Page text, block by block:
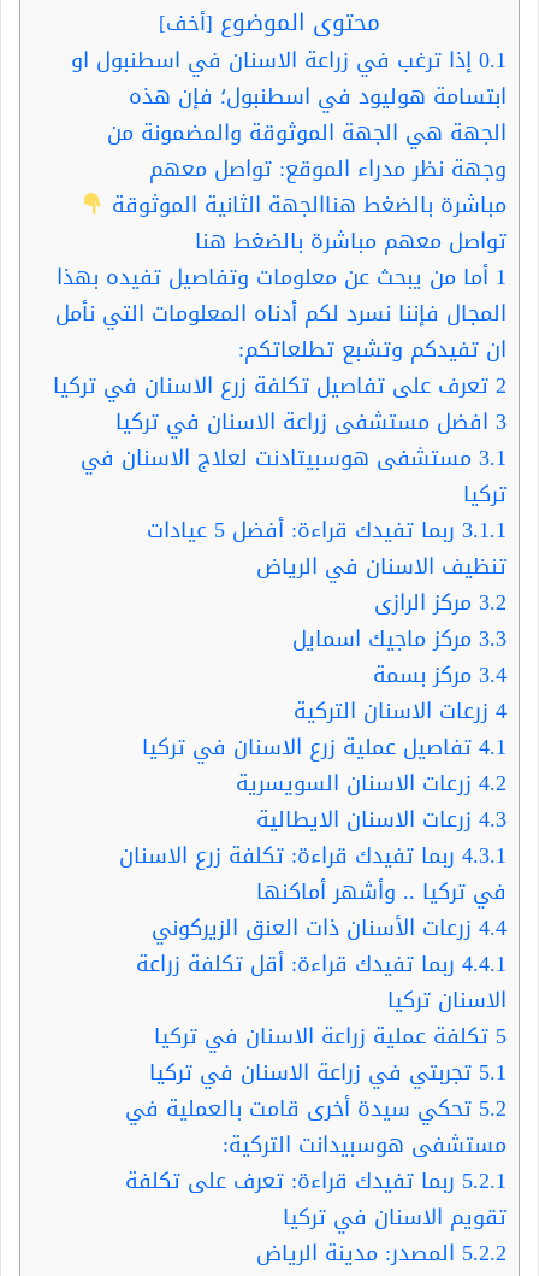
محتوى الموضوع [أخف]
0.1إذا ترغب في زراعة الاسنان في اسطنبول او
ابتسامة هوليود في اسطنبول؛ فإن هذه
الجهة هي الجهة الموثوقة والمضمونة من
وجهة نظر مدراء الموقع: تواصل معهم
مباشرة بالضغط هناالجهة الثانية الموثوقة
تواصل معهم مباشرة بالضغط هنا
1 أما من يبحث عن معلومات وتفاصيل تفيده بهذا
المجال فإننا نسرد لكم أدناه المعلومات التي نأمل
ان تفيدكم وتشبع تطلعاتكم:
2تعرف على تفاصيل تكلفة زرع الاسنان في تركيا
3 افضل مستشفى زراعة الاسنان في تركيا
3.1مستشفى هوسبيتادنت لعلاج الاسنان في
تركيا
3.1.1
ربما تفيدك قراءة: أفضل 5 عيادات
تنظيف الاسنان في الرياض
3.2مركز الرازى
3.3مركز ماجيك اسمايل
3.4مركز بسمة
4 زرعات الاسنان التركية
4.1تفاصيل عملية زرع الاسنان في تركيا
4.2 زرعات الاسنان السويسرية
4.3 زرعات الاسنان الايطالية
4.3.1 ربما تفيدك قراءة: تكلفة زرع الاسنان
في تركيا .. وأشهر أماكنها
4.4 زرعات الأسنان ذات العنق الزيركوني
4.4.1 ربما تفيدك قراءة: أقل تكلفة زراعة
الاسنان تركيا
5 تكلفة عملية زراعة الاسنان في تركيا
5.1 تجربتي في زراعة الاسنان في تركيا
5.2 تحكي سيدة أخرى قامت بالعملية في
مستشفى هوسبيدانت التركية:
5.2.1 ربما تفيدك قراءة: تعرف على تكلفة
تقويم الاسنان في تركيا
5.2.2 المصدر: مدينة الرياض